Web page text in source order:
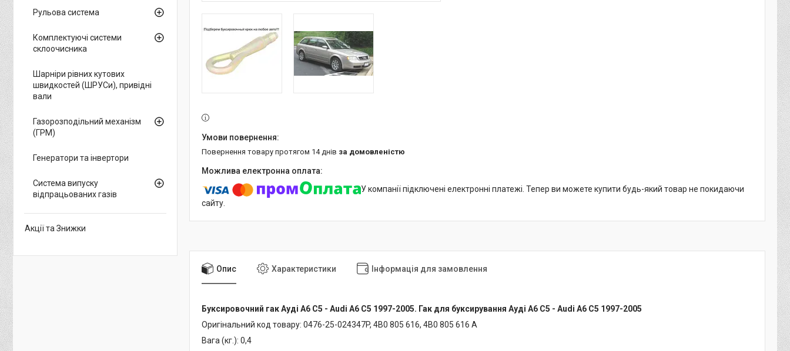
повернення товару протягом 14 днів за домовленістю
У компанії підключені електронні платежі. Тепер ви можете купити будь-який товар не покидаючи
сайту.
Опис Характеристики Інформація для замовлення
Буксировочний гак Ауді А6 С5 - Audi A6 C5 1997-2005. Гак для буксирування Ауді А6 С5 - Audi A6 C5 1997-2005
Оригінальний код товару: 0476-25-024347P, 4B0 805 616, 4B0 805 616 A
Вага (кг.): 0,4
Рульова система
Комплектуючі системи
склоочисника
Шарніри рівних кутових
швидкостей (ШРУСи), привідні
вали
Газорозподільний механізм
(ГРМ)
Генератори та інвертори
Система випуску
відпрацьованих газів
Акції та Знижки